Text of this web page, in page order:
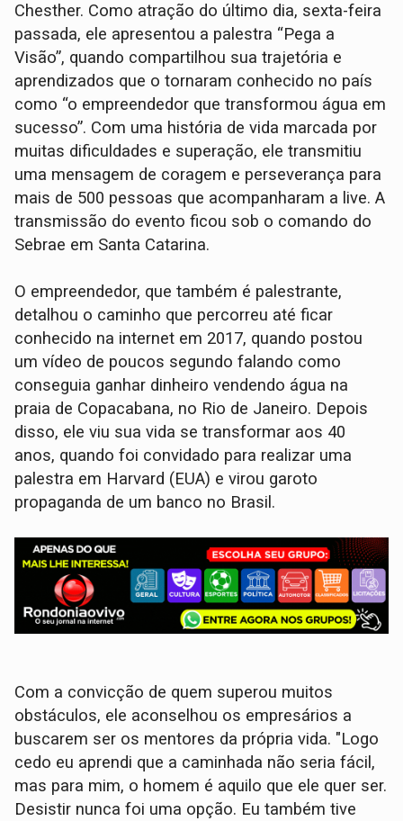
Chesther. Como atração do último dia, sexta-feira
passada, ele apresentou a palestra “Pega a
Visão”, quando compartilhou sua trajetória e
aprendizados que o tornaram conhecido no país
como “o empreendedor que transformou água em
sucesso”. Com uma história de vida marcada por
muitas dificuldades e superação, ele transmitiu
uma mensagem de coragem e perseverança para
mais de 500 pessoas que acompanharam a live. A
transmissão do evento ficou sob o comando do
Sebrae em Santa Catarina.
O empreendedor, que também é palestrante,
detalhou o caminho que percorreu até ficar
conhecido na internet em 2017, quando postou
um vídeo de poucos segundo falando como
conseguia ganhar dinheiro vendendo água na
praia de Copacabana, no Rio de Janeiro. Depois
disso, ele viu sua vida se transformar aos 40
anos, quando foi convidado para realizar uma
palestra em Harvard (EUA) e virou garoto
propaganda de um banco no Brasil.
Com a convicção de quem superou muitos
obstáculos, ele aconselhou os empresários a
buscarem ser os mentores da própria vida. "Logo
cedo eu aprendi que a caminhada não seria fácil,
mas para mim, o homem é aquilo que ele quer ser.
Desistir nunca foi uma opção. Eu também tive